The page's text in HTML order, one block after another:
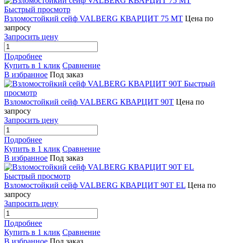
Быстрый просмотр
Взломостойкий сейф VALBERG КВАРЦИТ 75 МТ Цена по
запросу
Запросить цену
Подробнее
Купить в 1 клик Сравнение
В избранное Под заказ
Быстрый
просмотр
Взломостойкий сейф VALBERG КВАРЦИТ 90Т Цена по
запросу
Запросить цену
Подробнее
Купить в 1 клик Сравнение
В избранное Под заказ
Быстрый просмотр
Взломостойкий сейф VALBERG КВАРЦИТ 90Т EL Цена по
запросу
Запросить цену
Подробнее
Купить в 1 клик Сравнение
В избранное Под заказ